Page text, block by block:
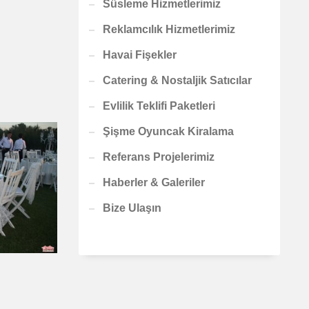
Süsleme Hizmetlerimiz
Reklamcılık Hizmetlerimiz
Havai Fişekler
Catering & Nostaljik Satıcılar
Evlilik Teklifi Paketleri
Şişme Oyuncak Kiralama
Referans Projelerimiz
Haberler & Galeriler
Bize Ulaşın